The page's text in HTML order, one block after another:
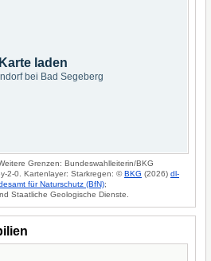
Karte laden
bei Bad Segeberg
Weitere Grenzen: Bundeswahlleiterin/BKG
2-0. Kartenlayer: Starkregen: ©BKG (2026) dl-
für Naturschutz (BfN);
Staatliche Geologische Dienste.